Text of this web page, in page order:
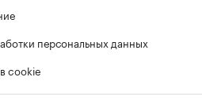
персональных данных
cookie